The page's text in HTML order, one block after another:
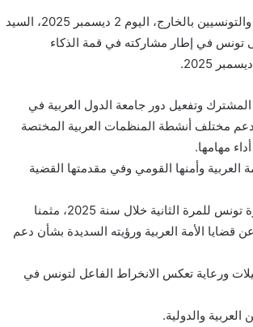
استقبل السيد محمد علي النفطي، وزير الشؤون الخارجية والهجرة والتونسيين بالخارج، اليوم 2 ديسمبر 2025، السيد
تونس في إطار مشاركته في قمة الذكاء
المشترك وتفعيل دور جامعة الدول العربية في
دعم مختلف أنشطة المنظمات العربية المختصة
مهامها.
وأمنها القومي وفي مقدمتها القضية
من جهته، أعرب الأمين العام لجامعة الدول العربية عن سعادته بزيارة تونس للمرة الثانية خلال سنة 2025، مثمنا
الأمة العربية ورؤيته السديدة بشأن دعم
ورعاية تعكس الانخراط الفاعل لتونس في
والدولية.